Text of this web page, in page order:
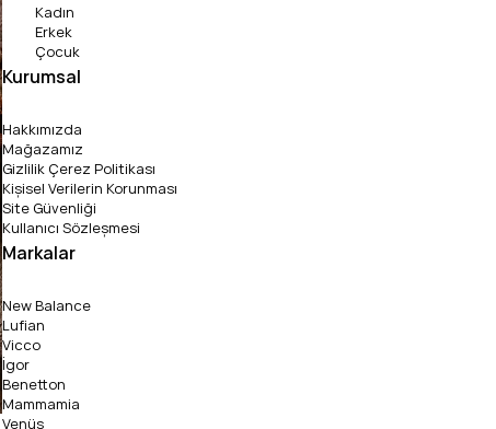
Kadın
Erkek
Çocuk
Kurumsal
Hakkımızda
Mağazamız
Gizlilik Çerez Politikası
Kişisel Verilerin Korunması
Site Güvenliği
Kullanıcı Sözleşmesi
Markalar
New Balance
Lufian
Vicco
İgor
Benetton
Mammamia
Venüs